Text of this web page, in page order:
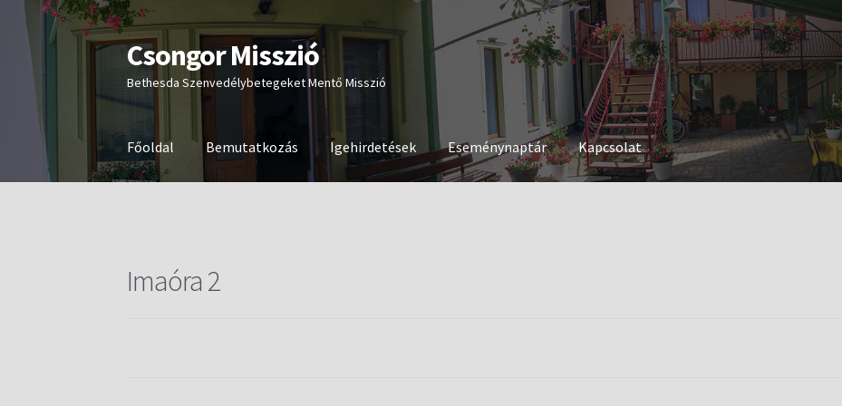
Ugrás
a
navigációhoz
Kilépés
a
tartalomba
Csongor Misszió
Bethesda Szenvedélybetegeket Mentő Misszió
Főoldal Bemutatkozás Igehirdetések Eseménynaptár Kapcsolat
Imaóra 2